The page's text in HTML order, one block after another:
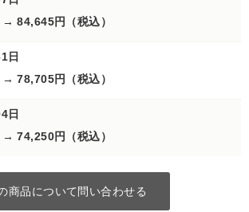
→ 84,645円（税込）
日
→ 78,705円（税込）
日
→ 74,250円（税込）
商品について問い合わせる